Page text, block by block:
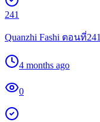
241
Quanzhi Fashi ตอนที่241
4 months ago
0